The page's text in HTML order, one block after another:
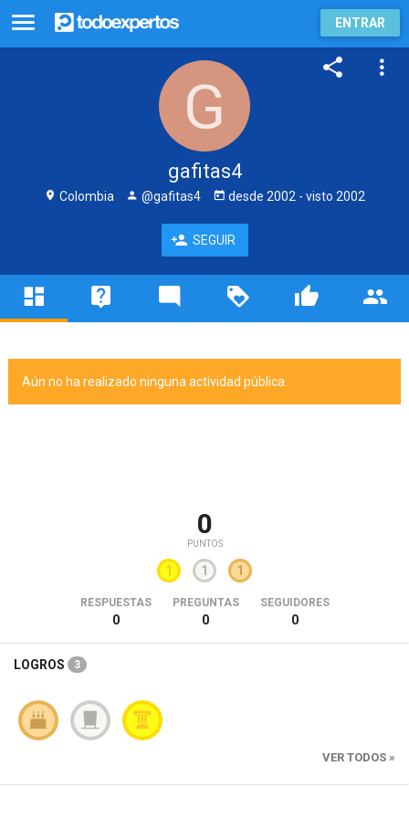
ENTRAR
gafitas4
Colombia @gafitas4 desde 2002 - visto 2002
SEGUIR
Aún no ha realizado ninguna actividad pública.
0
PUNTOS
1 1 1
RESPUESTAS
0
PREGUNTAS
0
SEGUIDORES
0
LOGROS 3
VER TODOS »